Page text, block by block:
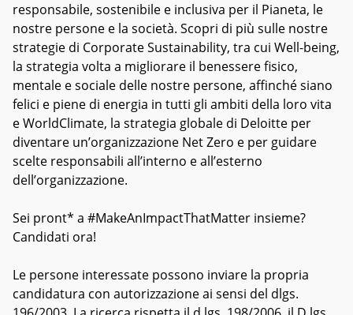
responsabile, sostenibile e inclusiva per il Pianeta, le
nostre persone e la società. Scopri di più sulle nostre
strategie di Corporate Sustainability, tra cui Well-being,
la strategia volta a migliorare il benessere fisico,
mentale e sociale delle nostre persone, affinché siano
felici e piene di energia in tutti gli ambiti della loro vita
e WorldClimate, la strategia globale di Deloitte per
diventare un’organizzazione Net Zero e per guidare
scelte responsabili all’interno e all’esterno
dell’organizzazione.
Sei pront* a #MakeAnImpactThatMatter insieme?
Candidati ora!
Le persone interessate possono inviare la propria
candidatura con autorizzazione ai sensi del dlgs.